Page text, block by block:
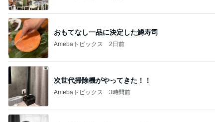
おもてなし一品に決定した鱒寿司
Amebaトピックス 2日前
次世代掃除機がやってきた！！
Amebaトピックス 3時間前